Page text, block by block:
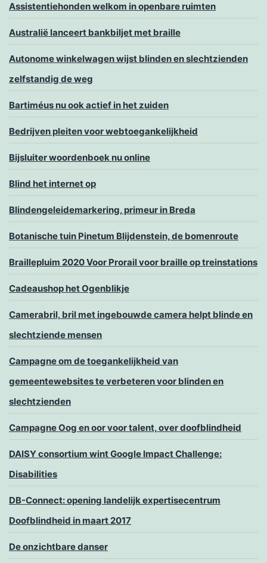
Assistentiehonden welkom in openbare ruimten
Australië lanceert bankbiljet met braille
Autonome winkelwagen wijst blinden en slechtzienden
zelfstandig de weg
Bartiméus nu ook actief in het zuiden
Bedrijven pleiten voor webtoegankelijkheid
Bijsluiter woordenboek nu online
Blind het internet op
Blindengeleidemarkering, primeur in Breda
Botanische tuin Pinetum Blijdenstein, de bomenroute
Braillepluim 2020 Voor Prorail voor braille op treinstations
Cadeaushop het Ogenblikje
Camerabril, bril met ingebouwde camera helpt blinde en
slechtziende mensen
Campagne om de toegankelijkheid van
gemeentewebsites te verbeteren voor blinden en
slechtzienden
Campagne Oog en oor voor talent, over doofblindheid
DAISY consortium wint Google Impact Challenge:
Disabilities
DB-Connect: opening landelijk expertisecentrum
Doofblindheid in maart 2017
De onzichtbare danser